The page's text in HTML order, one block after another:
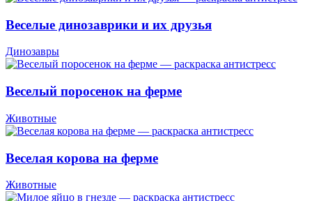
Веселые динозаврики и их друзья
Динозавры
Веселый поросенок на ферме
Животные
Веселая корова на ферме
Животные